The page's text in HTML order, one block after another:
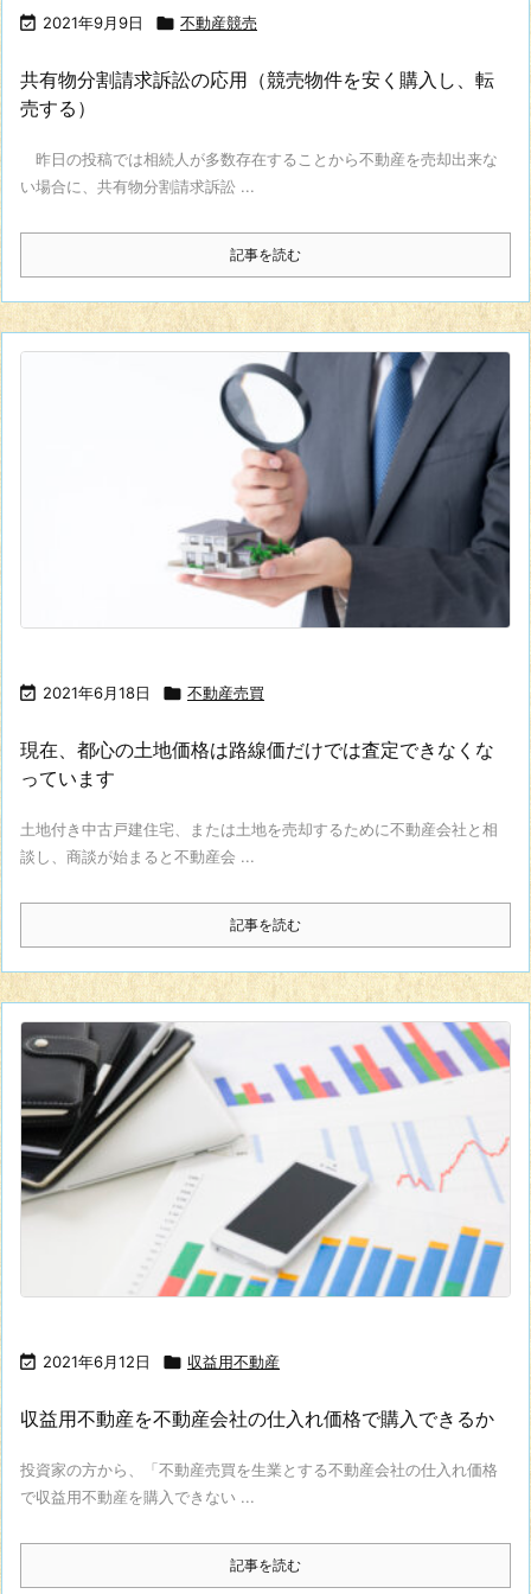
 2021年9月9日  不動産競売
共有物分割請求訴訟の応用（競売物件を安く購入し、転
売する）
昨日の投稿では相続人が多数存在することから不動産を売却出来な
い場合に、共有物分割請求訴訟 ...
記事を読む
 2021年6月18日  不動産売買
現在、都心の土地価格は路線価だけでは査定できなくな
っています
土地付き中古戸建住宅、または土地を売却するために不動産会社と相
談し、商談が始まると不動産会 ...
記事を読む
 2021年6月12日  収益用不動産
収益用不動産を不動産会社の仕入れ価格で購入できるか
投資家の方から、「不動産売買を生業とする不動産会社の仕入れ価格
で収益用不動産を購入できない ...
記事を読む